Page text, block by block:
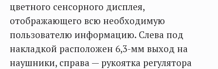
цветного сенсорного дисплея,
отображающего всю необходимую
пользователю информацию. Слева под
накладкой расположен 6,3-мм выход на
наушники, справа — рукоятка регулятора